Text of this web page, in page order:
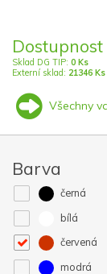
Dostupnost
Sklad DG TIP: 0 Ks
Externí sklad: 21346 Ks
Všechny
Barva
černá
bílá
červená
modrá